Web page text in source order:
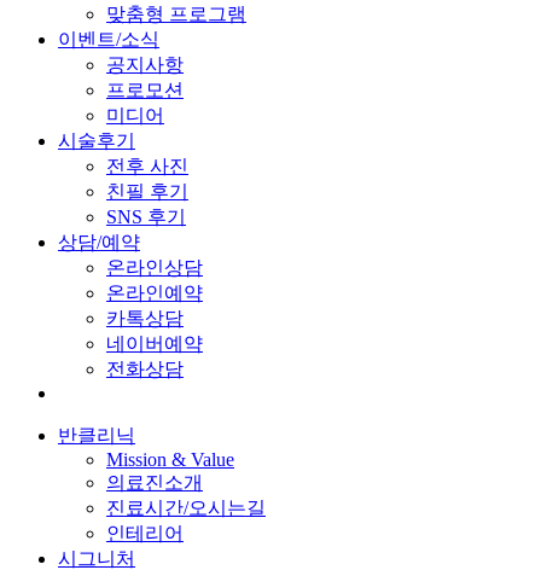
맞춤형 프로그램
이벤트/소식
공지사항
프로모션
미디어
시술후기
전후 사진
친필 후기
SNS 후기
상담/예약
온라인상담
온라인예약
카톡상담
네이버예약
전화상담
반클리닉
Mission & Value
의료진소개
진료시간/오시는길
인테리어
시그니처